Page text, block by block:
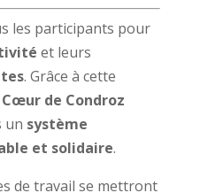
les participants pour
et leurs
. Grâce à cette
Cœur de Condroz
un système
et solidaire.
de travail se mettront